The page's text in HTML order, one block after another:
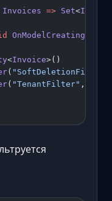
Invoices => Set<
OnModelCreating
<Invoice>()
( "SoftDeletionFilter"
( "TenantFilter" ,